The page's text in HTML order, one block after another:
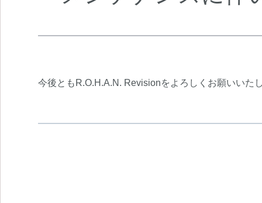
今後ともR.O.H.A.N. Revisionをよろしくお願いいた